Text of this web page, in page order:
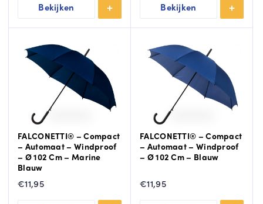
Bekijken Bekijken
FALCONETTI® – Compact
– Automaat – Windproof
– Ø 102 Cm – Marine
Blauw
€11,95
FALCONETTI® – Compact
– Automaat – Windproof
– Ø 102 Cm – Blauw
€11,95